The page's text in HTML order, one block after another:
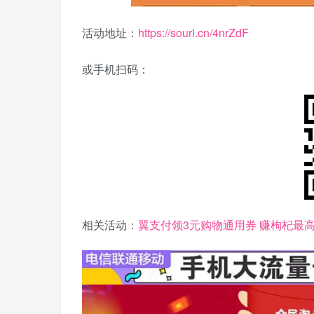
活动地址： https://sourl.cn/4nrZdF
或手机扫码：
相关活动： 翼支付领3元购物通用券 赚枸杞最